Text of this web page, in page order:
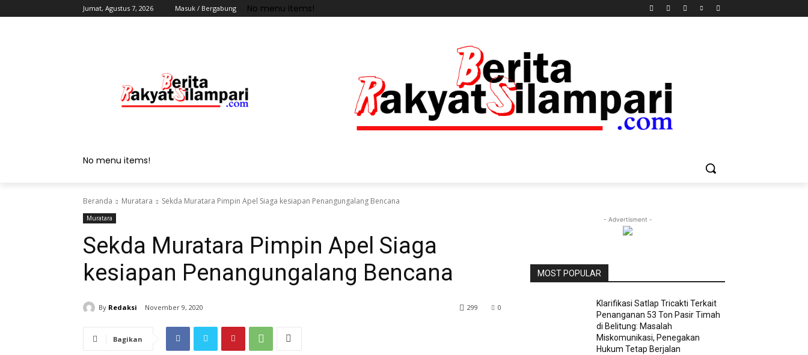
Jumat, Agustus 7, 2026 Masuk / Bergabung No menu items!
No menu items!
Beranda Muratara Sekda Muratara Pimpin Apel Siaga kesiapan Penangungalang Bencana
Muratara
Sekda Muratara Pimpin Apel Siaga
kesiapan Penangungalang Bencana
By Redaksi November 9, 2020 0
299
Bagikan
- Advertisment -
MOST POPULAR
Klarifikasi Satlap Tricakti Terkait
Penanganan 53 Ton Pasir Timah
di Belitung: Masalah
Miskomunikasi, Penegakan
Hukum Tetap Berjalan